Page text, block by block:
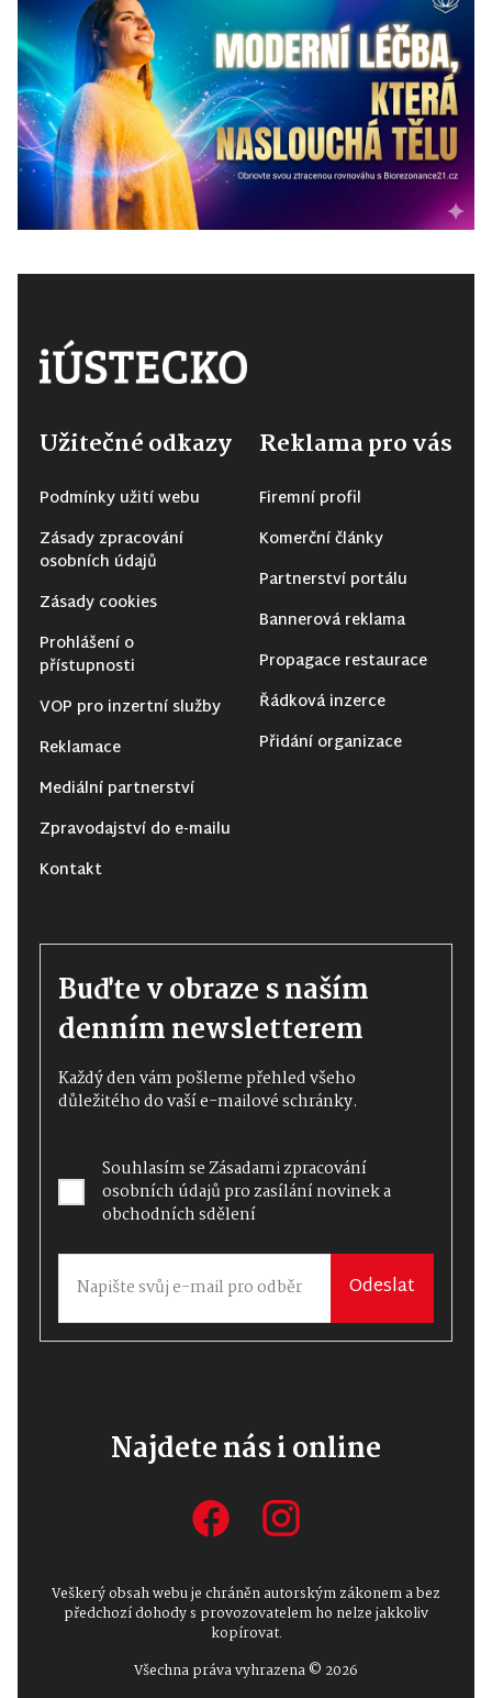
Užitečné odkazy
Podmínky užití webu
Zásady zpracování
osobních údajů
Zásady cookies
Prohlášení o
přístupnosti
VOP pro inzertní služby
Reklamace
Mediální partnerství
Zpravodajství do e-mailu
Kontakt
Reklama pro vás
Firemní profil
Komerční články
Partnerství portálu
Bannerová reklama
Propagace restaurace
Řádková inzerce
Přidání organizace
Buďte v obraze s naším
denním newsletterem
Každý den vám pošleme přehled všeho
důležitého do vaší e-mailové schránky.
Souhlasím seZásadami zpracování
osobních údajůpro zasílání novinek a
obchodních sdělení
Odeslat
Najdete nás i online
Veškerý obsah webu je chráněn autorským zákonem a bez
předchozí dohody s provozovatelem ho nelze jakkoliv
kopírovat.
Všechna práva vyhrazena © 2026